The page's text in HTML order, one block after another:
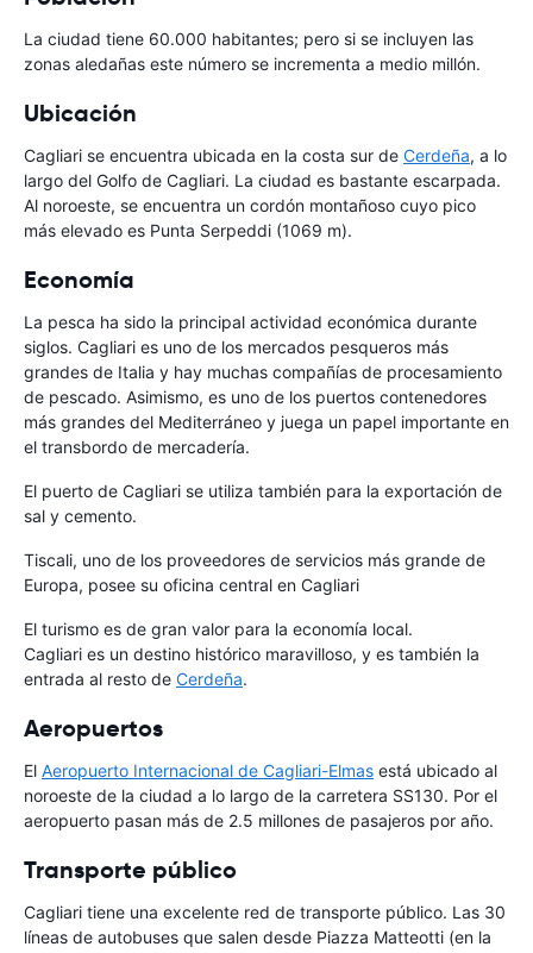
La ciudad tiene 60.000 habitantes; pero si se incluyen las
zonas aledañas este número se incrementa a medio millón.
Ubicación
Cagliari se encuentra ubicada en la costa sur de Cerdeña, a lo
largo del Golfo de Cagliari. La ciudad es bastante escarpada.
Al noroeste, se encuentra un cordón montañoso cuyo pico
más elevado es Punta Serpeddi (1069 m).
Economía
La pesca ha sido la principal actividad económica durante
siglos. Cagliari es uno de los mercados pesqueros más
grandes de Italia y hay muchas compañías de procesamiento
de pescado. Asimismo, es uno de los puertos contenedores
más grandes del Mediterráneo y juega un papel importante en
el transbordo de mercadería.
El puerto de Cagliari se utiliza también para la exportación de
sal y cemento.
Tiscali, uno de los proveedores de servicios más grande de
Europa, posee su oficina central en Cagliari
El turismo es de gran valor para la economía local.
Cagliari es un destino histórico maravilloso, y es también la
entrada al resto de Cerdeña.
Aeropuertos
El Aeropuerto Internacional de Cagliari-Elmas está ubicado al
noroeste de la ciudad a lo largo de la carretera SS130. Por el
aeropuerto pasan más de 2.5 millones de pasajeros por año.
Transporte público
Cagliari tiene una excelente red de transporte público. Las 30
líneas de autobuses que salen desde Piazza Matteotti (en la